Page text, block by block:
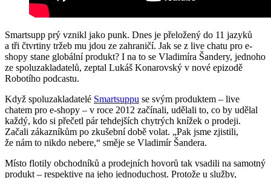
Smartsupp prý vznikl jako punk. Dnes je přeložený do 11 jazyků
a tři čtvrtiny tržeb mu jdou ze zahraničí. Jak se z live chatu pro e-
shopy stane globální produkt? I na to se Vladimíra Šandery, jednoho
ze spoluzakladatelů, zeptal Lukáš Konarovský v nové epizodě
Robotího podcastu.
Když spoluzakladatelé Smartsuppu se svým produktem – live
chatem pro e-shopy – v roce 2012 začínali, udělali to, co by udělal
každý, kdo si přečetl pár tehdejších chytrých knížek o prodeji.
Začali zákazníkům po zkušební době volat. „Pak jsme zjistili,
že nám to nikdo nebere,“ směje se Vladimír Šandera.
Místo flotily obchodníků a prodejních hovorů tak vsadili na samotný
produkt – respektive na jeho jednoduchost. Protože u služby,